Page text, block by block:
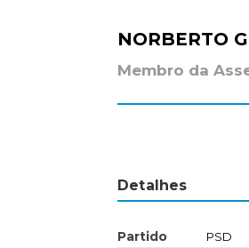
NORBERTO
Membro da
Detalhes
Partido PSD